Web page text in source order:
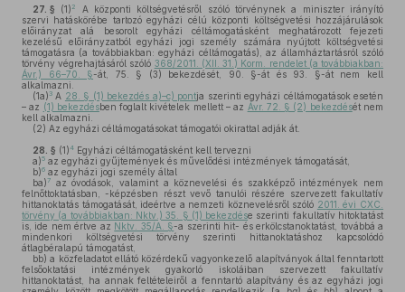
27. § (1) 2
A központi költségvetésről szóló törvénynek a miniszter irányító
szervi hatáskörébe tartozó egyházi célú központi költségvetési hozzájárulások
előirányzat alá besorolt egyházi céltámogatásként meghatározott fejezeti
kezelésű előirányzatból egyházi jogi személy számára nyújtott költségvetési
támogatásra (a továbbiakban: egyházi céltámogatás), az államháztartásról szóló
törvény végrehajtásáról szóló 368/2011. (XII. 31.) Korm. rendelet (a továbbiakban:
Ávr.) 66–70. §-át, 75. § (3) bekezdését, 90. §-át és 93. §-át nem kell
alkalmazni.
(1a) 3 A 28. § (1) bekezdés a)–c) pontja szerinti egyházi céltámogatások esetén
– az (1) bekezdésben foglalt kivételek mellett – az Ávr. 72. § (2) bekezdését nem
kell alkalmazni.
(2) Az egyházi céltámogatásokat támogatói okirattal adják át.
28. § (1)4 Egyházi céltámogatásként kell tervezni
a)5 az egyházi gyűjtemények és művelődési intézmények támogatását,
b)6 az egyházi jogi személy által
ba)7
az óvodások, valamint a köznevelési és szakképző intézmények nem
felnőttoktatásban, -képzésben részt vevő tanulói részére szervezett fakultatív
hittanoktatás támogatását, ideértve a nemzeti köznevelésről szóló 2011. évi CXC.
törvény (a továbbiakban: Nktv.) 35. § (1) bekezdése szerinti fakultatív hitoktatást
is, ide nem értve az Nktv. 35/A. §-a szerinti hit- és erkölcstanoktatást, továbbá a
mindenkori költségvetési törvény szerinti hittanoktatáshoz kapcsolódó
átlagbéralapú támogatást,
bb) a közfeladatot ellátó közérdekű vagyonkezelő alapítványok által fenntartott
felsőoktatási intézmények gyakorló iskoláiban szervezett fakultatív
hittanoktatást, ha annak feltételeiről a fenntartó alapítvány és az egyházi jogi